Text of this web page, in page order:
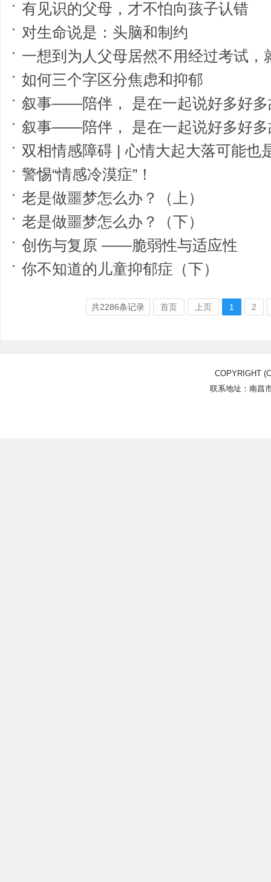
有见识的父母，才不怕向孩子认错
对生命说是：头脑和制约
一想到为人父母居然不用经过考试，
如何三个字区分焦虑和抑郁
叙事——陪伴， 是在一起说好多好多
叙事——陪伴， 是在一起说好多好多
双相情感障碍 | 心情大起大落可能也
警惕“情感冷漠症”！
老是做噩梦怎么办？（上）
老是做噩梦怎么办？（下）
创伤与复原 ——脆弱性与适应性
你不知道的儿童抑郁症（下）
共2286条记录 首页 上页 1 2
COPYRIGHT
联系地址：南昌